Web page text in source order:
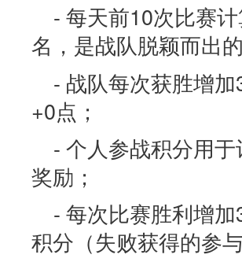
- 每天前10次比赛
名，是战队脱颖而出
- 战队每次获胜增
+0点；
- 个人参战积分用
奖励；
- 每次比赛胜利增
积分（失败获得的参